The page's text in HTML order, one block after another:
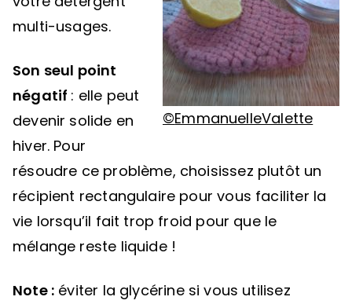
©EmmanuelleValette
multi-usages.
Son seul point
négatif : elle peut
devenir solide en
hiver. Pour
résoudre ce problème, choisissez plutôt un
récipient rectangulaire pour vous faciliter la
vie lorsqu’il fait trop froid pour que le
mélange reste liquide !
Note : éviter la glycérine si vous utilisez